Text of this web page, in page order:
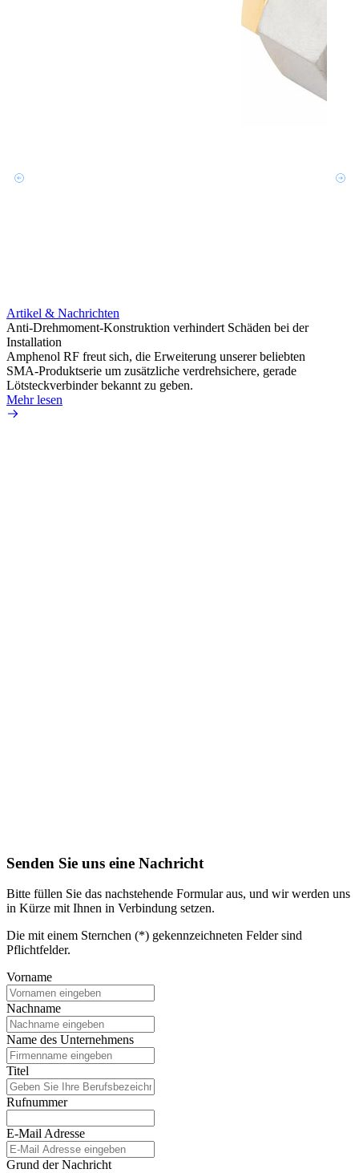
Artikel & Nachrichten
Anti-Drehmoment-Konstruktion verhindert Schäden bei der
Installation
Amphenol RF freut sich, die Erweiterung unserer beliebten
SMA-Produktserie um zusätzliche verdrehsichere, gerade
Lötsteckverbinder bekannt zu geben.
Mehr lesen
Senden Sie uns eine Nachricht
Bitte füllen Sie das nachstehende Formular aus, und wir werden uns
in Kürze mit Ihnen in Verbindung setzen.
Die mit einem Sternchen (*) gekennzeichneten Felder sind
Pflichtfelder.
Vorname
Nachname
Name des Unternehmens
Titel
Rufnummer
E-Mail Adresse
Grund der Nachricht